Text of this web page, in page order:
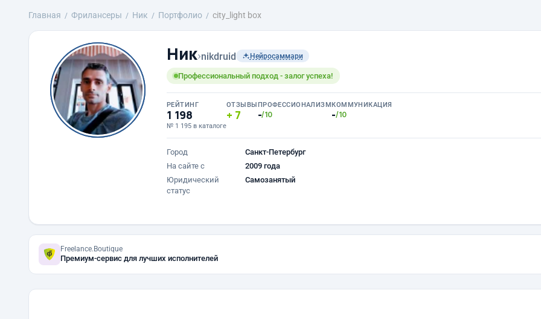
Главная Фрилансеры Ник Портфолио city_light box
Ник›nikdruid Нейросаммари
Профессиональный подход - залог успеха!
РЕЙТИНГ
1 198
№ 1 195 в каталоге
ОТЗЫВЫ
7
ПРОФЕССИОНАЛИЗМ
-/10
КОММУНИКАЦИЯ
-/10
Город
Санкт-Петербург
На сайте с
2009 года
Юридический
статус
Самозанятый
Freelance.Boutique
Премиум-сервис для лучших исполнителей